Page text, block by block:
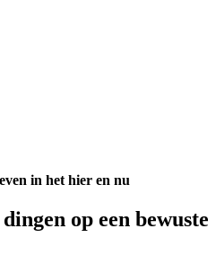
in het hier en nu
op een bewuste